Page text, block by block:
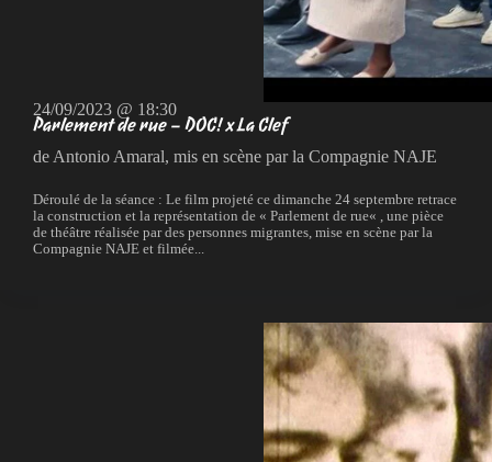
24/09/2023 @ 18:30
Parlement de rue – DOC! x La Clef
de Antonio Amaral, mis en scène par la Compagnie NAJE
Déroulé de la séance : Le film projeté ce dimanche 24 septembre retrace
la construction et la représentation de « Parlement de rue« , une pièce
de théâtre réalisée par des personnes migrantes, mise en scène par la
Compagnie NAJE et filmée...